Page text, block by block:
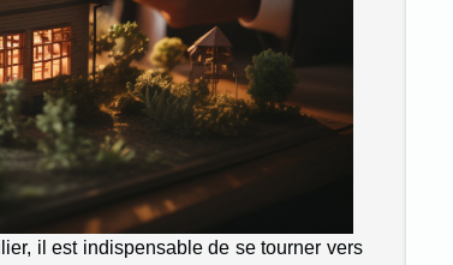
il est indispensable de se tourner vers